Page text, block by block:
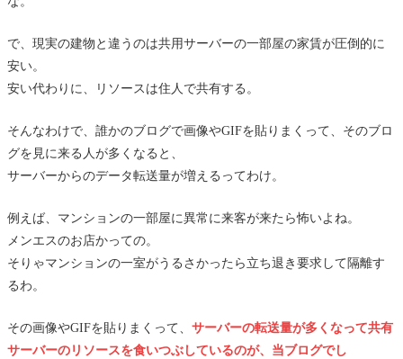
で、現実の建物と違うのは共用サーバーの一部屋の家賃が圧倒的に
安い。
安い代わりに、リソースは住人で共有する。
そんなわけで、誰かのブログで画像やGIFを貼りまくって、そのブロ
グを見に来る人が多くなると、
サーバーからのデータ転送量が増えるってわけ。
例えば、マンションの一部屋に異常に来客が来たら怖いよね。
メンエスのお店かっての。
そりゃマンションの一室がうるさかったら立ち退き要求して隔離す
るわ。
その画像やGIFを貼りまくって、 サーバーの転送量が多くなって共有
サーバーのリソースを食いつぶしているのが、当ブログでし